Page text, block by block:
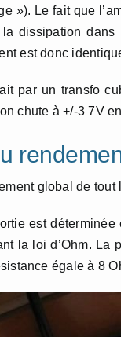
»). Le fait que
dissipation
est donc
par un transfo
chute à +/-3 7V
global de tout
est
la loi d’Ohm. La
égale à 8